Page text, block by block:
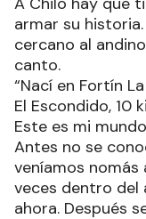
armar su
cercano al
canto.
“Nací en Fortín
El Escondido, 10
Este es mi
Antes no se
veníamos nomás
veces dentro del
ahora. Después